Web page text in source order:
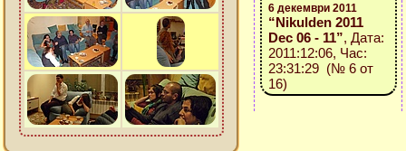
6 декември 2011
“Nikulden 2011
Dec 06 - 11”, Дата:
2011:12:06, Час:
23:31:29 (№ 6 от
16)